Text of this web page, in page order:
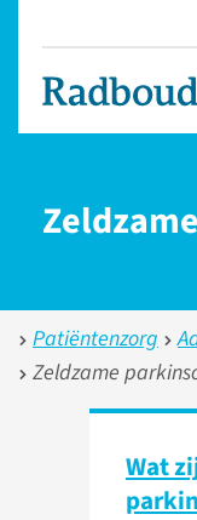
Patiëntenzorg
Zeldzame
Wat